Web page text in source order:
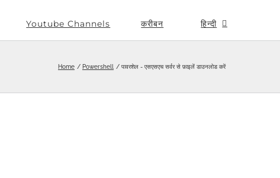
Youtube Channels करीबन हिन्दी
Home Powershell पावरशेल - एसएसएच सर्वर से फ़ाइलें डाउनलोड करें